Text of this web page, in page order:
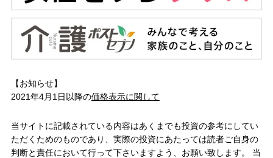
【お知らせ】
2021年4月1日以降の価格表示に関して
当サイトに記載されている内容はあくまでも投資の参考にしてい
ただくためのものであり、実際の投資にあたっては読者ご自身の
判断と責任において行って下さいますよう、お願い致します。 当